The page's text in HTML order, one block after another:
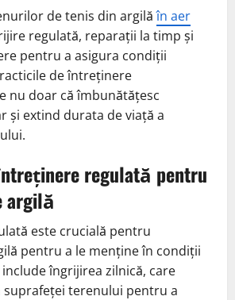
de tenis din argilăîn aer
regulată, reparații la timp și
pentru a asigura condiții
de întreținere
nu doar că îmbunătățesc
și extind durata de viață a
regulată pentru
argilă
este crucială pentru
pentru a le menține în condiții
îngrijirea zilnică, care
suprafeței terenului pentru a